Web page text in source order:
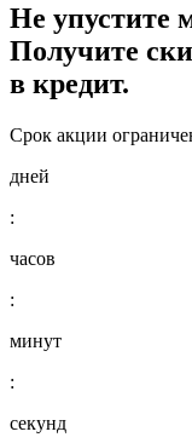
Не упустите
Получите
в кредит.
Срок акции
дней
:
часов
:
минут
:
секунд